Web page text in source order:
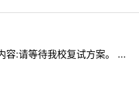
:请等待我校复试方案。 ...